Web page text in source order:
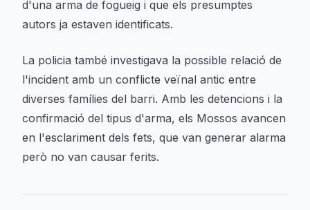
d'una arma de fogueig i que els presumptes
autors ja estaven identificats.
La policia també investigava la possible relació de
l'incident amb un conflicte veïnal antic entre
diverses famílies del barri. Amb les detencions i la
confirmació del tipus d'arma, els Mossos avancen
en l'esclariment dels fets, que van generar alarma
però no van causar ferits.